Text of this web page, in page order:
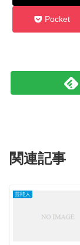
Pocket
関連記事
芸能人